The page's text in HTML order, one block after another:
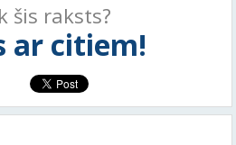
šis raksts?
ar citiem!